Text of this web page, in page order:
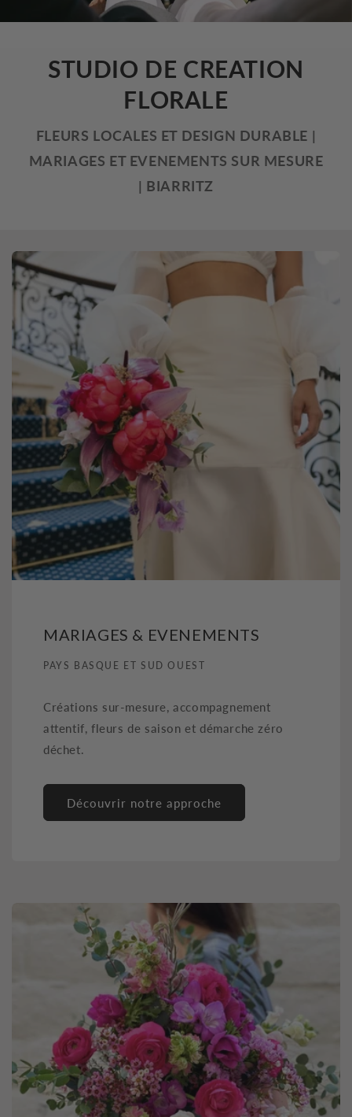
STUDIO DE CREATION
FLORALE
FLEURS LOCALES ET DESIGN DURABLE |
MARIAGES ET EVENEMENTS SUR MESURE
| BIARRITZ
MARIAGES & EVENEMENTS
PAYS BASQUE ET SUD OUEST
Créations sur-mesure, accompagnement
attentif, fleurs de saison et démarche zéro
déchet.
Découvrir notre approche